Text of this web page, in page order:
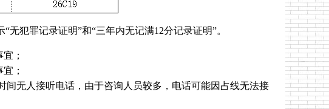
犯罪记录证明”和“三年内无记满12分记录证明”。
；
；
间无人接听电话，由于咨询人员较多，电话可能因占线无法接